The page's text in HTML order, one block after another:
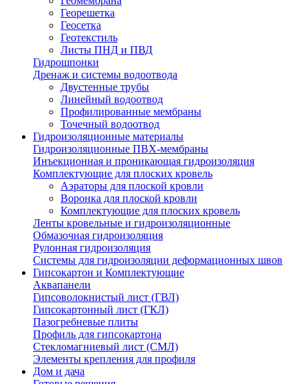
Георешетка
Геосетка
Геотекстиль
Листы ПНД и ПВД
Гидрошпонки
Дренаж и системы водоотвода
Двустенные трубы
Линейный водоотвод
Профилированные мембраны
Точечный водоотвод
Гидроизоляционные материалы
Гидроизоляционные ПВХ-мембраны
Инъекционная и проникающая гидроизоляция
Комплектующие для плоских кровель
Аэраторы для плоской кровли
Воронка для плоской кровли
Комплектующие для плоских кровель
Ленты кровельные и гидроизоляционные
Обмазочная гидроизоляция
Рулонная гидроизоляция
Системы для гидроизоляции деформационных швов
Гипсокартон и Комплектующие
Аквапанели
Гипсоволокнистый лист (ГВЛ)
Гипсокартонный лист (ГКЛ)
Пазогребневые плиты
Профиль для гипсокартона
Стекломагниевый лист (СМЛ)
Элементы крепления для профиля
Дом и дача